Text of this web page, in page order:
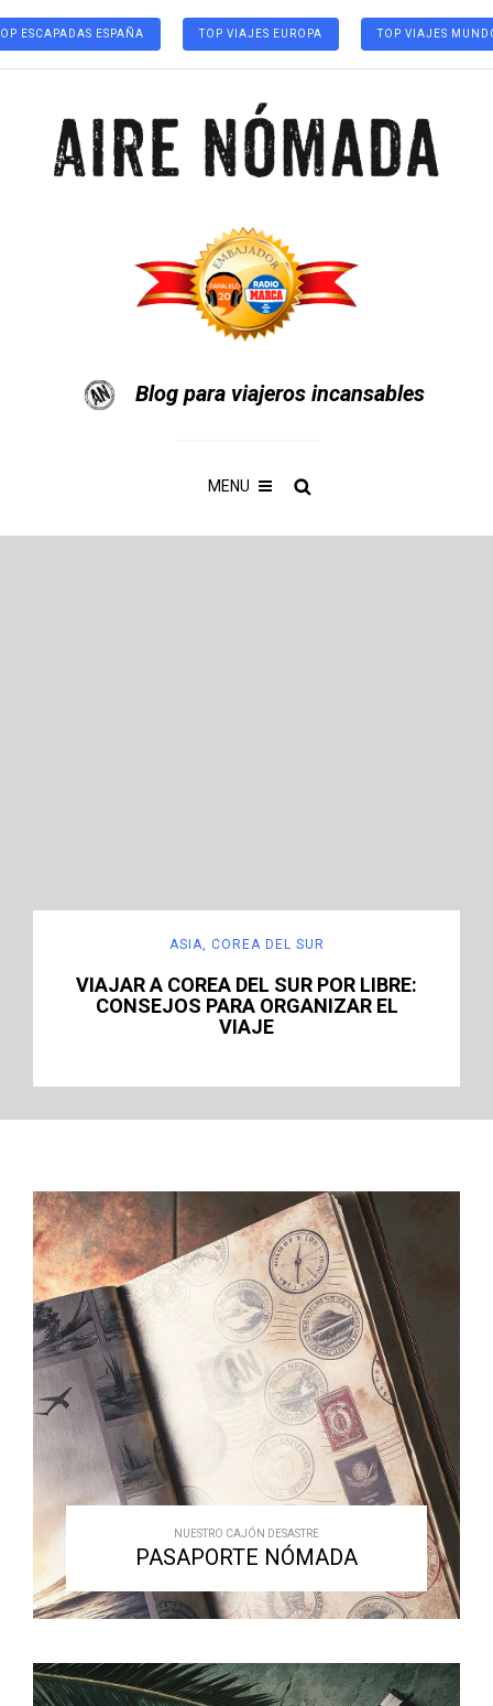
ESCAPADAS ESPAÑA TOP VIAJES EUROPA TOP VIAJES
Blog para viajeros incansables
MENU
ASUÁN (ASWAN): TEMPLOS, EL RIO
NILO Y VISITAS IMPRESCINDIBLES
NUESTRO CAJÓN DESASTRE
PASAPORTE NÓMADA